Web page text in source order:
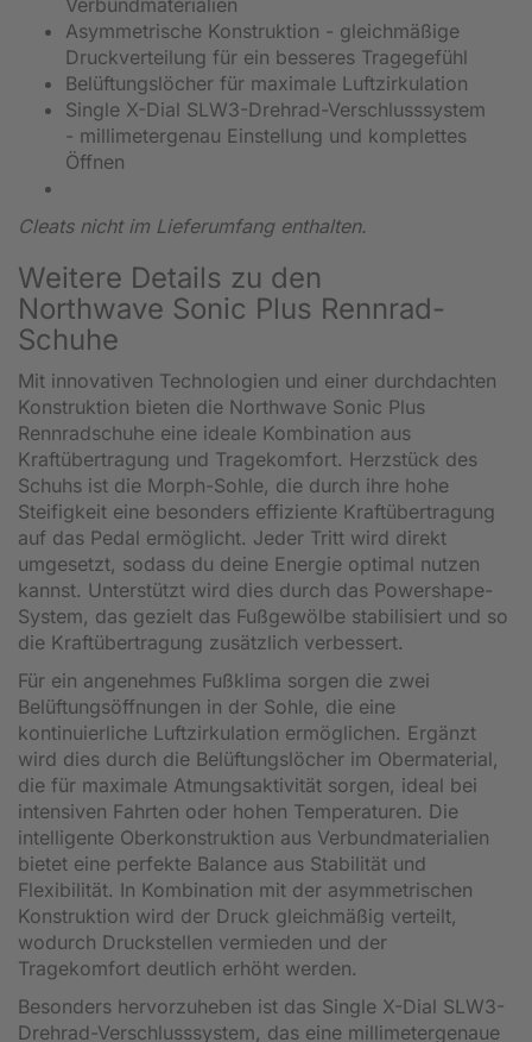
Asymmetrische Konstruktion - gleichmäßige
Druckverteilung für ein besseres Tragegefühl
Belüftungslöcher für maximale Luftzirkulation
Single X-Dial SLW3-Drehrad-Verschlusssystem
- millimetergenau Einstellung und komplettes
Öffnen
Cleats nicht im Lieferumfang enthalten.
Weitere Details zu den
Northwave Sonic Plus Rennrad-
Schuhe
Mit innovativen Technologien und einer durchdachten
Konstruktion bieten die Northwave Sonic Plus
Rennradschuhe eine ideale Kombination aus
Kraftübertragung und Tragekomfort. Herzstück des
Schuhs ist die Morph-Sohle, die durch ihre hohe
Steifigkeit eine besonders effiziente Kraftübertragung
auf das Pedal ermöglicht. Jeder Tritt wird direkt
umgesetzt, sodass du deine Energie optimal nutzen
kannst. Unterstützt wird dies durch das Powershape-
System, das gezielt das Fußgewölbe stabilisiert und so
die Kraftübertragung zusätzlich verbessert.
Für ein angenehmes Fußklima sorgen die zwei
Belüftungsöffnungen in der Sohle, die eine
kontinuierliche Luftzirkulation ermöglichen. Ergänzt
wird dies durch die Belüftungslöcher im Obermaterial,
die für maximale Atmungsaktivität sorgen, ideal bei
intensiven Fahrten oder hohen Temperaturen. Die
intelligente Oberkonstruktion aus Verbundmaterialien
bietet eine perfekte Balance aus Stabilität und
Flexibilität. In Kombination mit der asymmetrischen
Konstruktion wird der Druck gleichmäßig verteilt,
wodurch Druckstellen vermieden und der
Tragekomfort deutlich erhöht werden.
Besonders hervorzuheben ist das Single X-Dial SLW3-
Drehrad-Verschlusssystem, das eine millimetergenaue